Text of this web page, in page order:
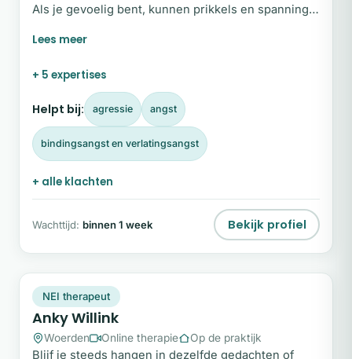
Als je gevoelig bent, kunnen prikkels en spanning
holistisch therapeut help ik je de verbinding met
en veerkracht ervaart. Vanuit aandacht en
afstemming begeleid ik je bij het loslaten van
spanning en het benutten van je eigen kracht.
+ 5 expertises
Helpt bij: agressie angst
bindingsangst en verlatingsangst
+ alle klachten
Wachttijd: binnen 1 week Bekijk profiel
Plek beschikbaar
NEI therapeut
Anky Willink
Woerden Online therapie Op de praktijk
Blijf je steeds hangen in dezelfde gedachten of